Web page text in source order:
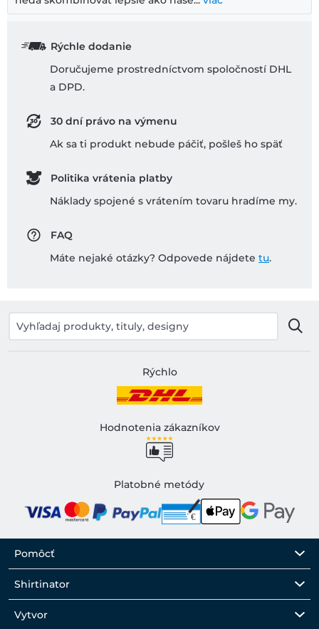
Rýchle dodanie
Doručujeme prostredníctvom spoločností DHL
a DPD.
30 dní právo na výmenu
Ak sa ti produkt nebude páčiť, pošleš ho späť
Politika vrátenia platby
Náklady spojené s vrátením tovaru hradíme my.
FAQ
Máte nejaké otázky? Odpovede nájdete tu.
Rýchlo
Hodnotenia zákazníkov
Platobné metódy
Pomôcť
Shirtinator
Vytvor